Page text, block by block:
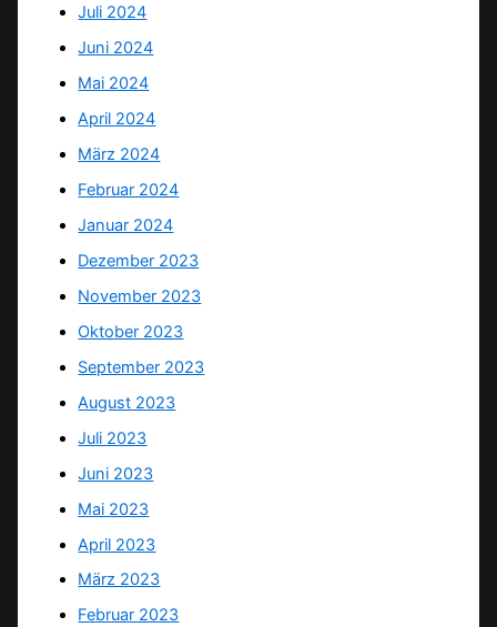
Juli 2024
Juni 2024
Mai 2024
April 2024
März 2024
Februar 2024
Januar 2024
Dezember 2023
November 2023
Oktober 2023
September 2023
August 2023
Juli 2023
Juni 2023
Mai 2023
April 2023
März 2023
Februar 2023